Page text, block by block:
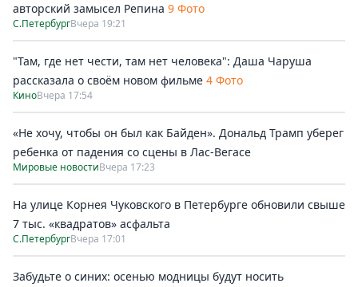
авторский замысел Репина 9 Фото
С.ПетербургВчера 19:21
"Там, где нет чести, там нет человека": Даша Чаруша
рассказала о своём новом фильме 4 Фото
КиноВчера 17:54
«Не хочу, чтобы он был как Байден». Дональд Трамп уберег
ребенка от падения со сцены в Лас-Вегасе
Мировые новостиВчера 17:23
На улице Корнея Чуковского в Петербурге обновили свыше
7 тыс. «квадратов» асфальта
С.ПетербургВчера 17:01
Забудьте о синих: осенью модницы будут носить